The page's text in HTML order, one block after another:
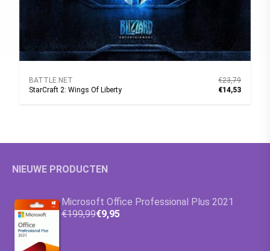
BATTLE.NET
StarCraft 2: Wings Of Liberty
€23,79
€14,53
NIEUWE PRODUCTEN
Microsoft Office Professional Plus 2021
€199,99€9,95